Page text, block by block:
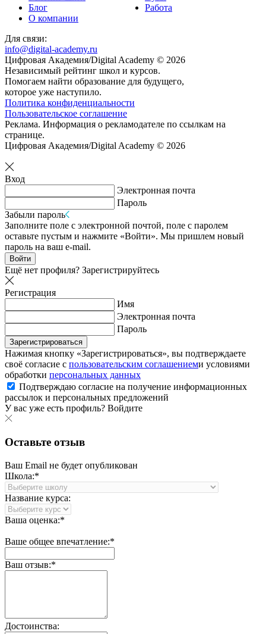
Блог
Работа
О компании
Для связи:
info@digital-academy.ru
Цифровая Академия/Digital Academy © 2026
Независимый рейтинг школ и курсов.
Помогаем найти образование для будущего,
которое уже наступило.
Политика конфиденциальности
Пользовательское соглашение
Реклама. Информация о рекламодателе по ссылкам на
странице.
Цифровая Академия/Digital Academy © 2026
Вход
Электронная почта
Пароль
Забыли пароль
Заполните поле с электронной почтой, поле с паролем
оставьте пустым и нажмите «Войти». Мы пришлем новый
пароль на ваш e-mail.
Войти
Ещё нет профиля? Зарегистрируйтесь
Регистрация
Имя
Электронная почта
Пароль
Зарегистрироваться
Нажимая кнопку «Зарегистрироваться», вы подтверждаете
своё согласие с пользовательским соглашениеми условиями
обработки персональных данных
Подтверждаю согласие на получение информационных
рассылок и персональных предложений
У вас уже есть профиль? Войдите
Оставьте отзыв
Ваш Email не будет опубликован
Школа:*
Название курса:
Ваша оценка:*
Ваше общее впечатление:*
Ваш отзыв:*
Достоинства: